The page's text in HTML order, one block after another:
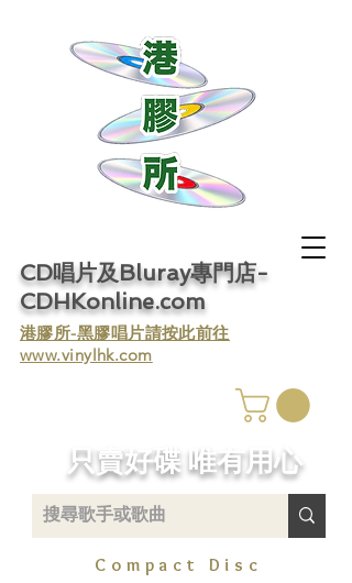
CD唱片及Bluray專門店-
CDHKonline.com
​港膠所-黑膠唱片請按此前往
www.vinylhk.com
​只賣好碟 唯有用心
Compact Disc